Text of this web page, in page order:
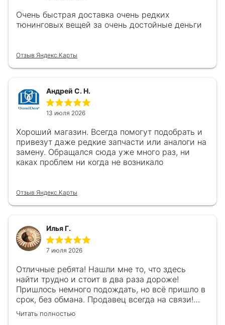
Очень быстрая доставка очень редких
тюнинговых вещей за очень достойные деньги
Отзыв Яндекс.Карты
Андрей С. Н.
13 июля 2026
Хороший магазин. Всегда помогут подобрать и
привезут даже редкие запчасти или аналоги на
замену. Обращался сюда уже много раз, ни
каках проблем ни когда не возникало
Отзыв Яндекс.Карты
Илья Г.
7 июля 2026
Отличные ребята! Нашли мне то, что здесь
найти трудно и стоит в два раза дороже!
Пришлось немного подождать, но всё пришло в
срок, без обмана. Продавец всегда на связи!
Буду ещё обращаться! 👍
Читать полностью